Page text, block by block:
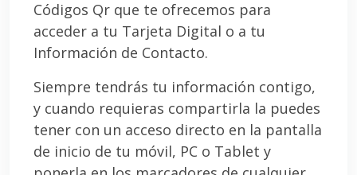
Códigos Qr que te ofrecemos para
acceder a tu Tarjeta Digital o a tu
Información de Contacto.
Siempre tendrás tu información contigo,
y cuando requieras compartirla la puedes
tener con un acceso directo en la pantalla
de inicio de tu móvil, PC o Tablet y